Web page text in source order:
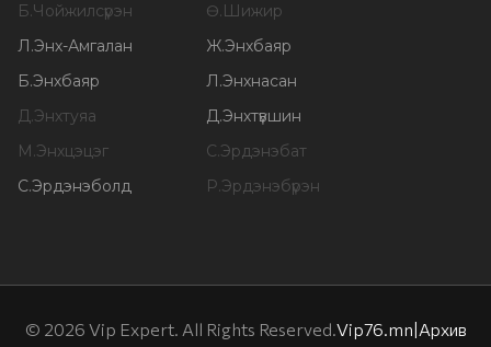
Б.Чойжилсүрэн Ө.Шижир
Л.Энх-Амгалан Ж.Энхбаяр
Б.Энхбаяр Л.Энхнасан
Д.Энхтуяа Д.Энхтүвшин
М.Энхцэцэг С.Эрдэнэбат
С.Эрдэнэболд Р.Эрдэнэбүрэн
© 2026 Vip Expert. All Rights Reserved.Vip76.mn|Архив